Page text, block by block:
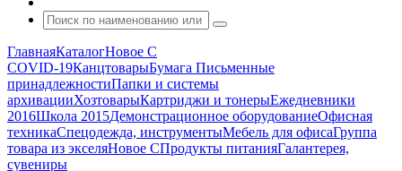
ГлавнаяКаталогНовое С
COVID-19КанцтоварыБумага Письменные
принадлежностиПапки и системы
архивацииХозтоварыКартриджи и тонерыЕжедневники
2016Школа 2015Демонстрационное оборудованиеОфисная
техникаСпецодежда, инструментыМебель для офисаГруппа
товара из экселяНовое СПродукты питанияГалантерея,
сувениры